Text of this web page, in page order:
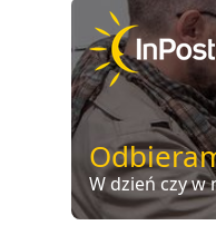
W dzień czy w